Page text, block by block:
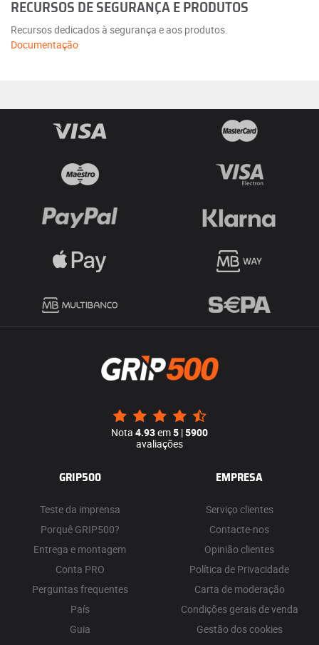
RECURSOS DE SEGURANÇA E PRODUTOS
Recursos dedicados à segurança e aos produtos.
Documentação
Nota 4.93em5 |5900
avaliações
GRIP500
Teste da imprensa
Porquê GRIP500?
Entrega e montagem
Conta PRO
Perguntas frequentes
País
Guia
EMPRESA
Serviço clientes
Contacte-nos
Opinião clientes
Política de Privacidade
Carta de moderação
Condições gerais de venda
Gestão dos cookies